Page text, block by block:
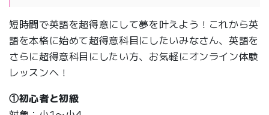
短時間で英語を超得意にして夢を叶えよう！これから英
語を本格に始めて超得意科目にしたいみなさん、英語を
さらに超得意科目にしたい方、お気軽にオンライン体験
レッスンへ！
①初心者と初級